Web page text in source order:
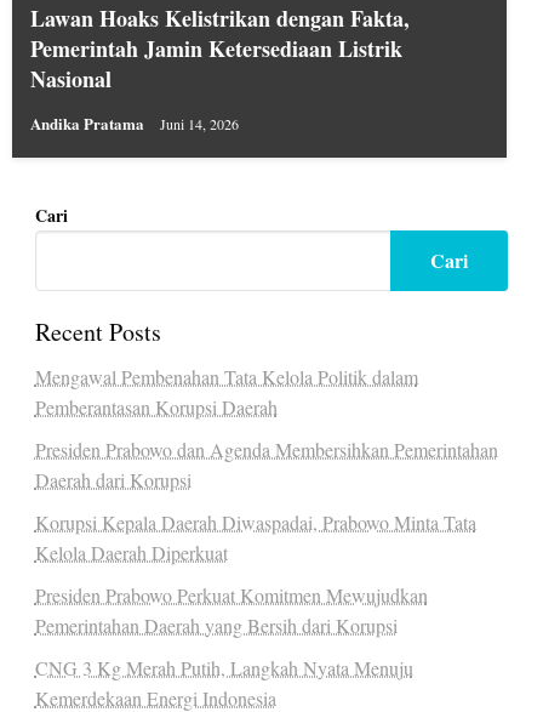
Lawan Hoaks Kelistrikan dengan Fakta,
Pemerintah Jamin Ketersediaan Listrik
Nasional
Andika Pratama Juni 14, 2026
Cari
Cari
Recent Posts
Mengawal Pembenahan Tata Kelola Politik dalam
Pemberantasan Korupsi Daerah
Presiden Prabowo dan Agenda Membersihkan Pemerintahan
Daerah dari Korupsi
Korupsi Kepala Daerah Diwaspadai, Prabowo Minta Tata
Kelola Daerah Diperkuat
Presiden Prabowo Perkuat Komitmen Mewujudkan
Pemerintahan Daerah yang Bersih dari Korupsi
CNG 3 Kg Merah Putih, Langkah Nyata Menuju
Kemerdekaan Energi Indonesia